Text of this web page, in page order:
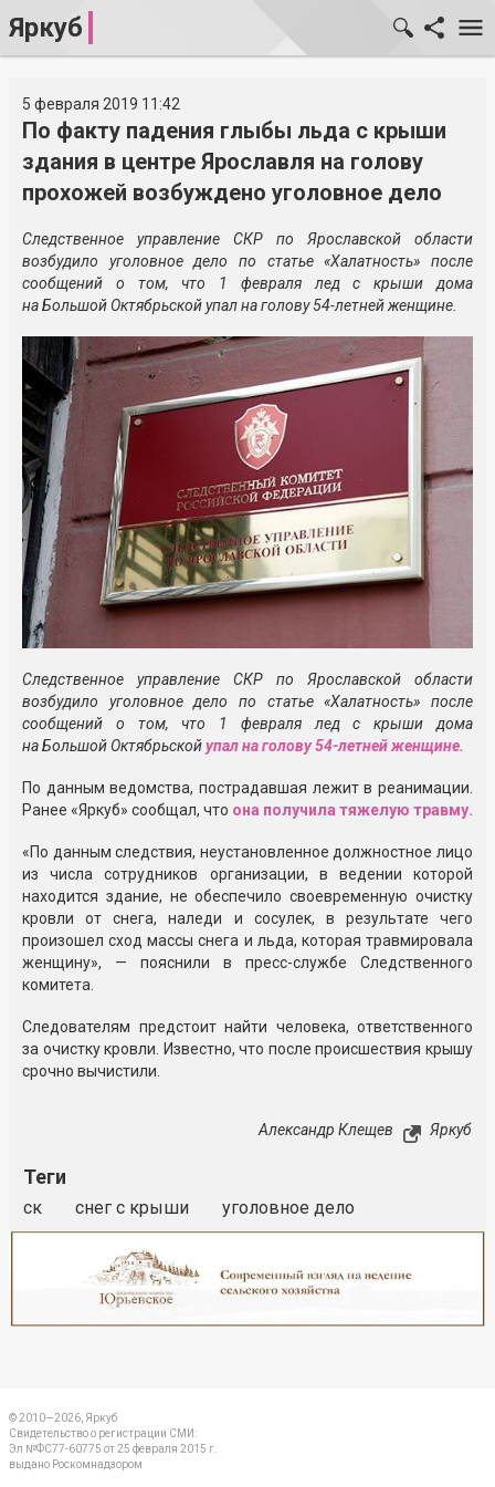
Яркуб
5 февраля 2019 11:42
По факту падения глыбы льда с крыши
здания в центре Ярославля на голову
прохожей возбуждено уголовное дело
Следственное управление СКР по Ярославской области
возбудило уголовное дело по статье «Халатность» после
сообщений о том, что 1 февраля лед с крыши дома
на Большой Октябрьской упал на голову 54-летней женщине.
Следственное управление СКР по Ярославской области
возбудило уголовное дело по статье «Халатность» после
сообщений о том, что 1 февраля лед с крыши дома
на Большой Октябрьскойупал на голову 54-летней женщине.
По данным ведомства, пострадавшая лежит в реанимации.
Ранее «Яркуб» сообщал, что она получила тяжелую травму.
«По данным следствия, неустановленное должностное лицо
из числа сотрудников организации, в ведении которой
находится здание, не обеспечило своевременную очистку
кровли от снега, наледи и сосулек, в результате чего
произошел сход массы снега и льда, которая травмировала
женщину», — пояснили в пресс-службе Следственного
комитета.
Следователям предстоит найти человека, ответственного
за очистку кровли. Известно, что после происшествия крышу
срочно вычистили.
Александр Клещев Яркуб
Теги
ск снег с крыши уголовное дело
© 2010—2026, Яркуб
Свидетельство о регистрации СМИ:
Эл №ФС77-60775 от 25 февраля 2015 г.
выдано Роскомнадзором